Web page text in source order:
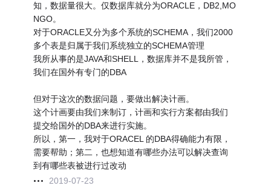
知，数据量很大。仅数据库就分为ORACLE，DB2,MO
NGO。
对于ORACLE又分为多个系统的SCHEMA，我们2000
多个表是归属于我们系统独立的SCHEMA管理
我所从事的是JAVA和SHELL，数据库并不是我所管，
我们在国外有专门的DBA
但对于这次的数据问题，要做出解决计画。
这个计画要由我们来制订，计画和实行方案都由我们
提交给国外的DBA来进行实施。
所以，第一，我对于ORACEL 的DBA得确能力有限，
需要帮助；第二，也想知道有哪些办法可以解决查询
到有哪些表被进行过改动
2019-07-23